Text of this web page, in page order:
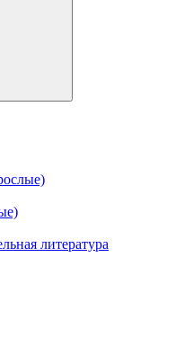
литература